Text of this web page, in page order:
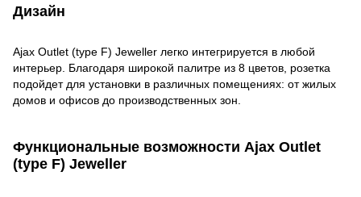
Дизайн
Ajax Outlet (type F) Jeweller легко интегрируется в любой
интерьер. Благодаря широкой палитре из 8 цветов, розетка
подойдет для установки в различных помещениях: от жилых
домов и офисов до производственных зон.
Функциональные возможности Ajax Outlet
(type F) Jeweller